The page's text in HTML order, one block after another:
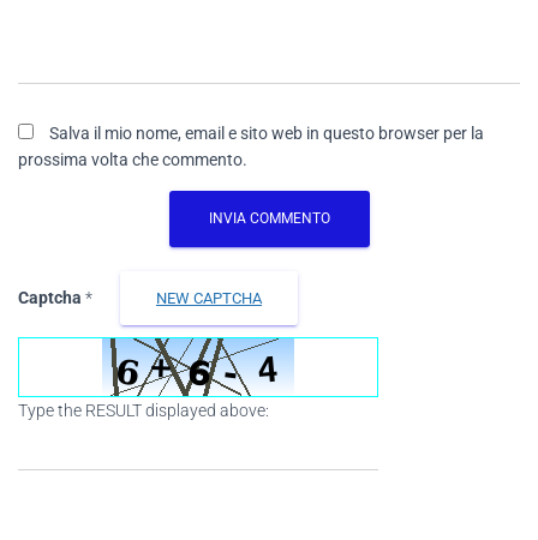
Salva il mio nome, email e sito web in questo browser per la
prossima volta che commento.
Captcha * NEW CAPTCHA
Type the RESULT displayed above: